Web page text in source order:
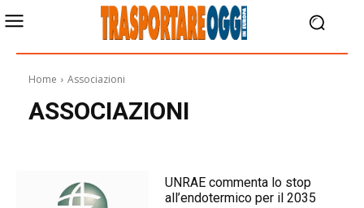
Home Associazioni
ASSOCIAZIONI
UNRAE commenta lo stop
all’endotermico per il 2035